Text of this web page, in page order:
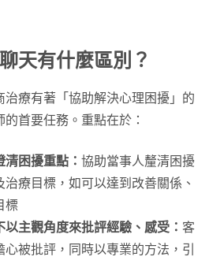
天有什麼區別？
療有著「協助解決心理困擾」的
首要任務。重點在於：
清困擾重點： 協助當事人釐清困擾
療目標，如可以達到改善關係、
標
主觀角度來批評經驗、感受： 客
被批評，同時以專業的方法，引